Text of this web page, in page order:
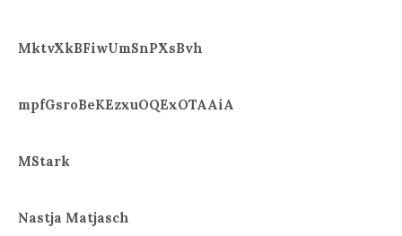
MktvXkBFiwUmSnPXsBvh
mpfGsroBeKEzxuOQExOTAAiA
MStark
Nastja Matjasch